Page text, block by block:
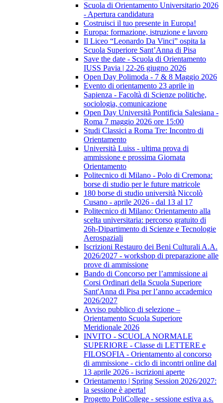
Scuola di Orientamento Universitario 2026
- Apertura candidatura
Costruisci il tuo presente in Europa!
Europa: formazione, istruzione e lavoro
Il Liceo “Leonardo Da Vinci” ospita la
Scuola Superiore Sant’Anna di Pisa
Save the date - Scuola di Orientamento
IUSS Pavia | 22-26 giugno 2026
Open Day Polimoda - 7 & 8 Maggio 2026
Evento di orientamento 23 aprile in
Sapienza - Facoltà di Scienze politiche,
sociologia, comunicazione
Open Day Università Pontificia Salesiana -
Roma 7 maggio 2026 ore 15:00
Studi Classici a Roma Tre: Incontro di
Orientamento
Università Luiss - ultima prova di
ammissione e prossima Giornata
Orientamento
Politecnico di Milano - Polo di Cremona:
borse di studio per le future matricole
180 borse di studio università Niccolò
Cusano - aprile 2026 - dal 13 al 17
Politecnico di Milano: Orientamento alla
scelta universitaria: percorso gratuito di
26h-Dipartimento di Scienze e Tecnologie
Aerospaziali
Iscrizioni Restauro dei Beni Culturali A.A.
2026/2027 - workshop di preparazione alle
prove di ammissione
Bando di Concorso per l’ammissione ai
Corsi Ordinari della Scuola Superiore
Sant'Anna di Pisa per l’anno accademico
2026/2027
Avviso pubblico di selezione –
Orientamento Scuola Superiore
Meridionale 2026
INVITO - SCUOLA NORMALE
SUPERIORE - Classe di LETTERE e
FILOSOFIA - Orientamento al concorso
di ammissione - ciclo di incontri online dal
13 aprile 2026 - iscrizioni aperte
Orientamento | Spring Session 2026/2027:
la sessione è aperta!
Progetto PoliCollege - sessione estiva a.s.